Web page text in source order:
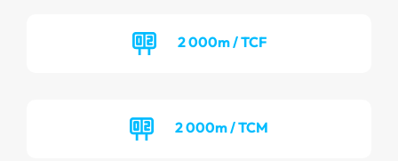
2 000m / TCF
2 000m / TCM